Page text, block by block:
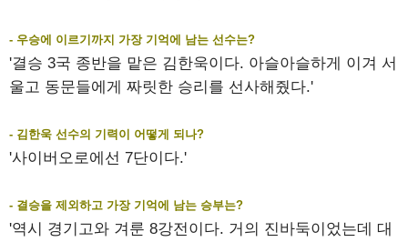
- 우승에 이르기까지 가장 기억에 남는 선수는?
'결승 3국 종반을 맡은 김한욱이다. 아슬아슬하게 이겨 서
울고 동문들에게 짜릿한 승리를 선사해줬다.'
- 김한욱 선수의 기력이 어떻게 되나?
'사이버오로에선 7단이다.'
- 결승을 제외하고 가장 기억에 남는 승부는?
'역시 경기고와 겨룬 8강전이다. 거의 진바둑이었는데 대